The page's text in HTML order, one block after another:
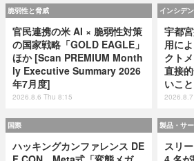
脆弱性と脅威
官民連携の米 AI × 脆弱性対策
の国家戦略「GOLD EAGLE」
ほか [Scan PREMIUM Month
ly Executive Summary 2026
年7月度]
2026.8.6 Thu 8:15
インシデ
宇都
用に
クト
直接
いこ
国際
ハッキングカンファレンス DE
製品・サ
スリ